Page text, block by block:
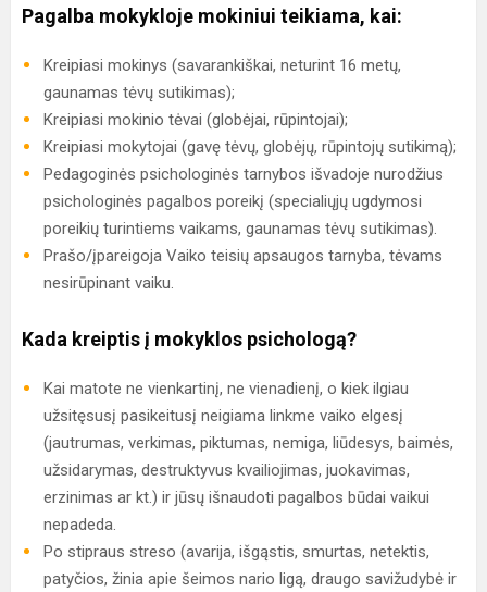
Pagalba mokykloje mokiniui teikiama, kai:
Kreipiasi mokinys (savarankiškai, neturint 16 metų,
gaunamas tėvų sutikimas);
Kreipiasi mokinio tėvai (globėjai, rūpintojai);
Kreipiasi mokytojai (gavę tėvų, globėjų, rūpintojų sutikimą);
Pedagoginės psichologinės tarnybos išvadoje nurodžius
psichologinės pagalbos poreikį (specialiųjų ugdymosi
poreikių turintiems vaikams, gaunamas tėvų sutikimas).
Prašo/įpareigoja Vaiko teisių apsaugos tarnyba, tėvams
nesirūpinant vaiku.
Kada kreiptis į mokyklos psichologą?
Kai matote ne vienkartinį, ne vienadienį, o kiek ilgiau
užsitęsusį pasikeitusį neigiama linkme vaiko elgesį
(jautrumas, verkimas, piktumas, nemiga, liūdesys, baimės,
užsidarymas, destruktyvus kvailiojimas, juokavimas,
erzinimas ar kt.) ir jūsų išnaudoti pagalbos būdai vaikui
nepadeda.
Po stipraus streso (avarija, išgąstis, smurtas, netektis,
patyčios, žinia apie šeimos nario ligą, draugo savižudybė ir